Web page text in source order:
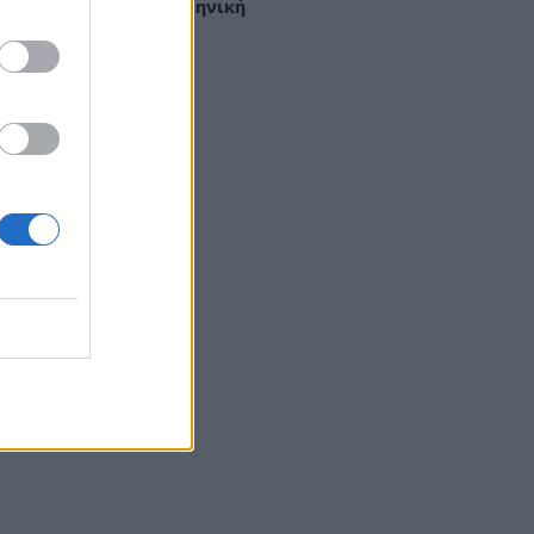
μελέτη με ελληνική